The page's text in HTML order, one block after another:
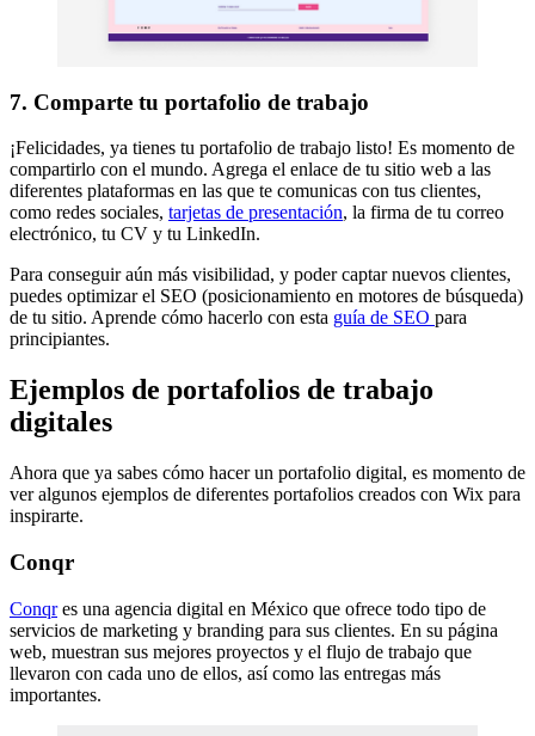
7. Comparte tu portafolio de trabajo
¡Felicidades, ya tienes tu portafolio de trabajo listo! Es momento de
compartirlo con el mundo. Agrega el enlace de tu sitio web a las
diferentes plataformas en las que te comunicas con tus clientes,
como redes sociales, tarjetas de presentación, la firma de tu correo
electrónico, tu CV y tu LinkedIn.
Para conseguir aún más visibilidad, y poder captar nuevos clientes,
puedes optimizar el SEO (posicionamiento en motores de búsqueda)
de tu sitio. Aprende cómo hacerlo con esta guía de SEO para
principiantes.
Ejemplos de portafolios de trabajo
digitales
Ahora que ya sabes cómo hacer un portafolio digital, es momento de
ver algunos ejemplos de diferentes portafolios creados con Wix para
inspirarte.
Conqr
Conqres una agencia digital en México que ofrece todo tipo de
servicios de marketing y branding para sus clientes. En su página
web, muestran sus mejores proyectos y el flujo de trabajo que
llevaron con cada uno de ellos, así como las entregas más
importantes.